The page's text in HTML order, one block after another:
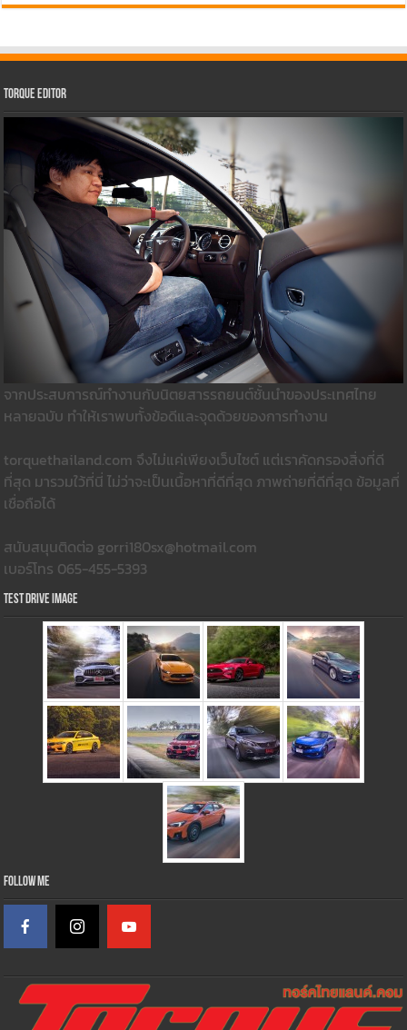
Torque Editor
จากประสบการณ์ทำงานกับนิตยสารรถยนต์ชั้นนำของประเทศไทย
หลายฉบับ ทำให้เราพบทั้งข้อดีและจุดด้วยของการทำงาน
torquethailand.com จึงไม่แค่เพียงเว็บไซต์ แต่เราคัดกรองสิ่งที่ดี
ที่สุด มารวมใว้ที่นี่ ไม่ว่าจะเป็นเนื้อหาที่ดีที่สุด ภาพถ่ายที่ดีที่สุด ข้อมูลที่
เชื่อถือได้
สนับสนุนติดต่อ gorri180sx@hotmail.com
เบอร์โทร 065-455-5393
Test Drive Image
Follow Me